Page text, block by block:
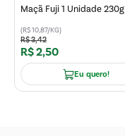
Maçã Fuji 1 Unidade 230g
(R$ 10,87/KG)
R$3,42
R$2,50
Eu quero!